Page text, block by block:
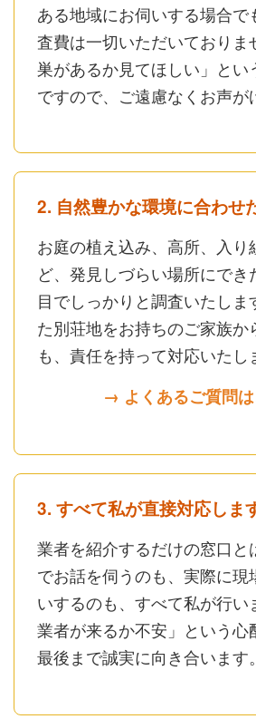
ある地域にお伺いする場合で
査費は一切いただいておりま
巣があるか見てほしい」とい
ですので、ご遠慮なくお声が
2. 自然豊かな環境に合わせ
お庭の植え込み、高所、入り
ど、発見しづらい場所にで
目でしっかりと調査いたし
た別荘地をお持ちのご家族か
も、責任を持って対応いたし
→ よくあるご質問
3. すべて私が直接対応しま
業者を紹介するだけの窓口と
でお話を伺うのも、実際に現
いするのも、すべて私が行い
業者が来るか不安」という心
最後まで誠実に向き合います。